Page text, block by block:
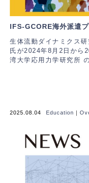
IFS-GCORE海外派遣
生体流動ダイナミクス
氏が2024年8月2日から
湾大学応用力学研究所
2025.08.04 Education ｜